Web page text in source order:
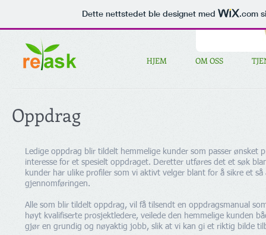
Dette nettstedet ble designet med .com
HJEM OM OSS
Voice of the Customer
Oppdrag
Ledige oppdrag blir tildelt hemmelige kunder som passer
interesse for et spesielt oppdraget. Deretter utføres det et søk
kunder har ulike profiler som vi aktivt velger blant for å sikre et
gjennomføringen.
Alle som blir tildelt oppdrag, vil få tilsendt en oppdragsmanual
høyt kvalifiserte prosjektledere, veilede den hemmelige kunden
gjør en grundig og nøyaktig jobb, slik at vi kan gi et riktig bilde